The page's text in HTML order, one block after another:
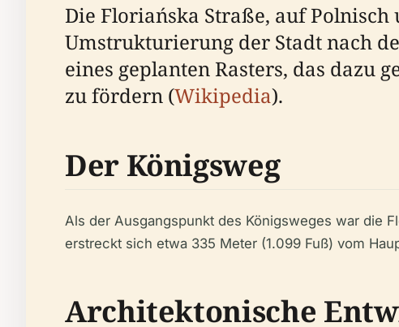
Die Floriańska Straße, auf
Umstrukturierung der Stadt nach
eines geplanten Rasters, das dazu
zu fördern (Wikipedia).
Der Königsweg
Als der Ausgangspunkt des Königsweges war die
erstreckt sich etwa 335 Meter (1.099 Fuß) vom
Architektonische